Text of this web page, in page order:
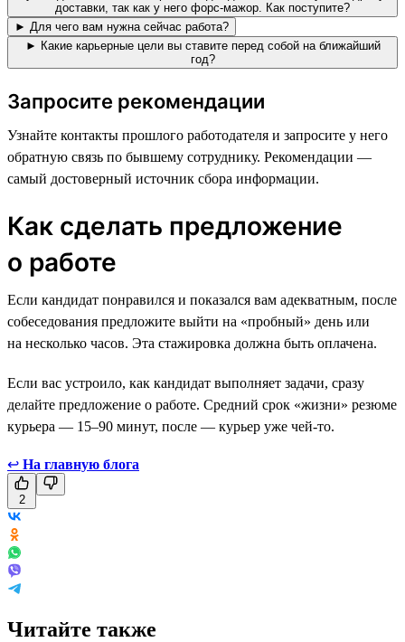
доставки, так как у него форс-мажор. Как поступите?
► Для чего вам нужна сейчас работа?
► Какие карьерные цели вы ставите перед собой на ближайший
год?
Запросите рекомендации
Узнайте контакты прошлого работодателя и запросите у него
обратную связь по бывшему сотруднику. Рекомендации —
самый достоверный источник сбора информации.
Как сделать предложение
о работе
Если кандидат понравился и показался вам адекватным, после
собеседования предложите выйти на «пробный» день или
на несколько часов. Эта стажировка должна быть оплачена.
Если вас устроило, как кандидат выполняет задачи, сразу
делайте предложение о работе. Средний срок «жизни» резюме
курьера — 15–90 минут, после — курьер уже чей-то.
↩ На главную блога
2
Читайте также